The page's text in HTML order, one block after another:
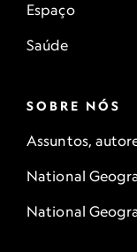
Espaço
Saúde
SOBRE NÓS
Assuntos,
National
National